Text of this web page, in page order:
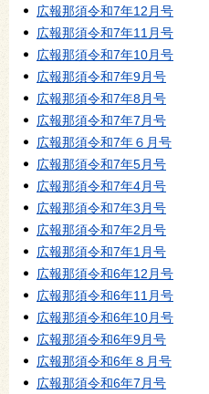
広報那須令和7年12月号
広報那須令和7年11月号
広報那須令和7年10月号
広報那須令和7年9月号
広報那須令和7年8月号
広報那須令和7年7月号
広報那須令和7年６月号
広報那須令和7年5月号
広報那須令和7年4月号
広報那須令和7年3月号
広報那須令和7年2月号
広報那須令和7年1月号
広報那須令和6年12月号
広報那須令和6年11月号
広報那須令和6年10月号
広報那須令和6年9月号
広報那須令和6年８月号
広報那須令和6年7月号